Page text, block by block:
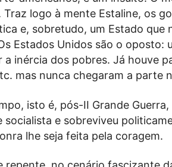
Traz logo à mente Estaline, os
e, sobretudo, um Estado que
Estados Unidos são o oposto:
a inércia dos pobres. Já houve
mas nunca chegaram a parte
isto é, pós-II Grande
socialista e sobreviveu
lhe seja feita pela coragem.